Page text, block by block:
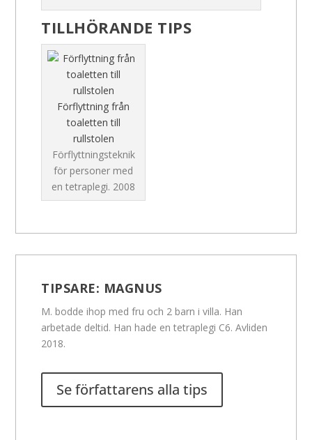
TILLHÖRANDE TIPS
Förflyttning från
toaletten till
rullstolen
Förflyttningsteknik
för personer med
en tetraplegi. 2008
TIPSARE: MAGNUS
M. bodde ihop med fru och 2 barn i villa. Han
arbetade deltid. Han hade en tetraplegi C6. Avliden
2018.
Se författarens alla tips